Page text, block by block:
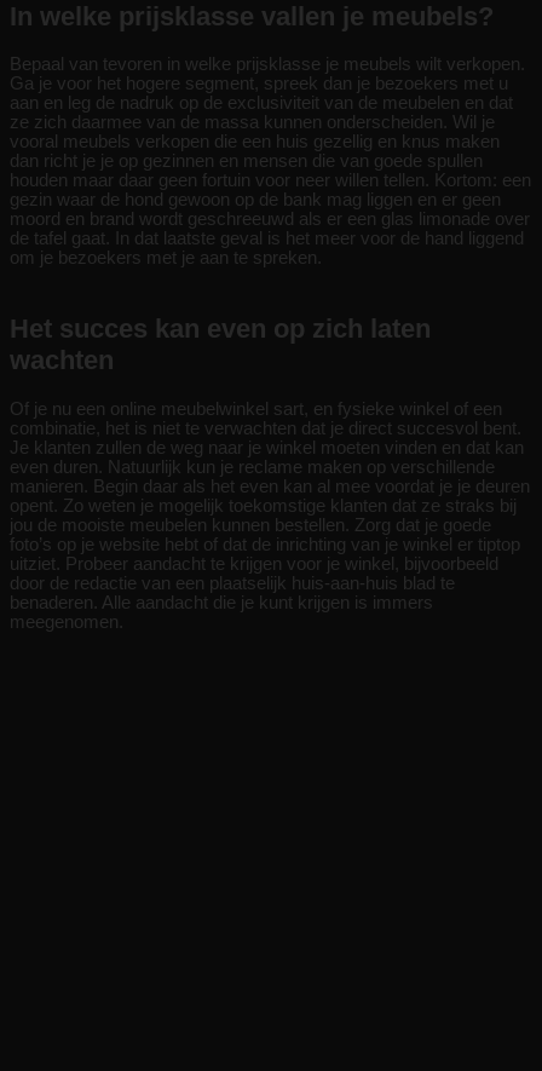
In welke prijsklasse vallen je meubels?
Bepaal van tevoren in welke prijsklasse je meubels wilt verkopen.
Ga je voor het hogere segment, spreek dan je bezoekers met u
aan en leg de nadruk op de exclusiviteit van de meubelen en dat
ze zich daarmee van de massa kunnen onderscheiden. Wil je
vooral meubels verkopen die een huis gezellig en knus maken
dan richt je je op gezinnen en mensen die van goede spullen
houden maar daar geen fortuin voor neer willen tellen. Kortom: een
gezin waar de hond gewoon op de bank mag liggen en er geen
moord en brand wordt geschreeuwd als er een glas limonade over
de tafel gaat. In dat laatste geval is het meer voor de hand liggend
om je bezoekers met je aan te spreken.
Het succes kan even op zich laten
wachten
Of je nu een online meubelwinkel sart, en fysieke winkel of een
combinatie, het is niet te verwachten dat je direct succesvol bent.
Je klanten zullen de weg naar je winkel moeten vinden en dat kan
even duren. Natuurlijk kun je reclame maken op verschillende
manieren. Begin daar als het even kan al mee voordat je je deuren
opent. Zo weten je mogelijk toekomstige klanten dat ze straks bij
jou de mooiste meubelen kunnen bestellen. Zorg dat je goede
foto’s op je website hebt of dat de inrichting van je winkel er tiptop
uitziet. Probeer aandacht te krijgen voor je winkel, bijvoorbeeld
door de redactie van een plaatselijk huis-aan-huis blad te
benaderen. Alle aandacht die je kunt krijgen is immers
meegenomen.